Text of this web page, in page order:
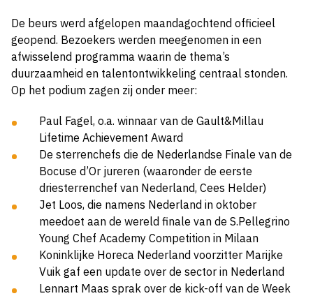
De beurs werd afgelopen maandagochtend officieel
geopend. Bezoekers werden meegenomen in een
afwisselend programma waarin de thema’s
duurzaamheid en talentontwikkeling centraal stonden.
Op het podium zagen zij onder meer:
Paul Fagel, o.a. winnaar van de Gault&Millau
Lifetime Achievement Award
De sterrenchefs die de Nederlandse Finale van de
Bocuse d’Or jureren (waaronder de eerste
driesterrenchef van Nederland, Cees Helder)
Jet Loos, die namens Nederland in oktober
meedoet aan de wereld finale van de S.Pellegrino
Young Chef Academy Competition in Milaan
Koninklijke Horeca Nederland voorzitter Marijke
Vuik gaf een update over de sector in Nederland
Lennart Maas sprak over de kick-off van de Week